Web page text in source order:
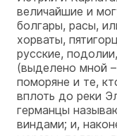
величайшие и
болгары, расы,
хорваты,
русские,
(выделено мной
поморяне и те,
вплоть до реки
германцы
виндами; и,